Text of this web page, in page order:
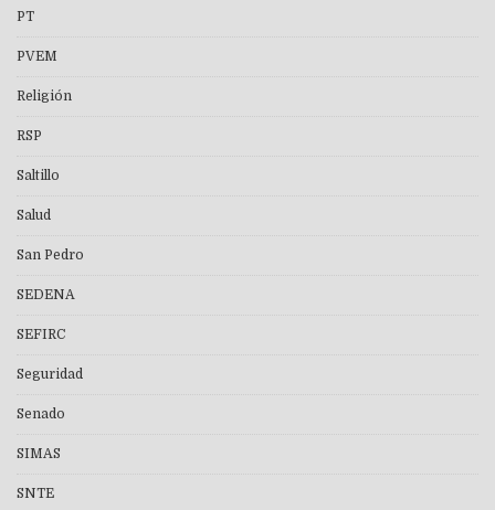
PT
PVEM
Religión
RSP
Saltillo
Salud
San Pedro
SEDENA
SEFIRC
Seguridad
Senado
SIMAS
SNTE